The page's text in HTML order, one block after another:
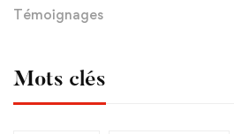
Témoignages
Mots clés